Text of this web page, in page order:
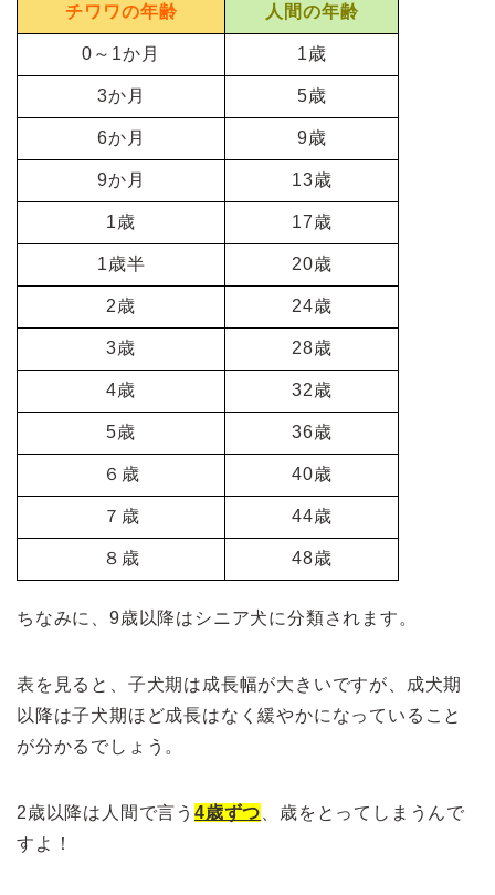
チワワの年齢 人間の年齢
0～1か月 1歳
3か月 5歳
6か月 9歳
9か月 13歳
1歳 17歳
1歳半 20歳
2歳 24歳
3歳 28歳
4歳 32歳
5歳 36歳
６歳 40歳
７歳 44歳
８歳 48歳
ちなみに、9歳以降はシニア犬に分類されます。
表を見ると、子犬期は成長幅が大きいですが、成犬期
以降は子犬期ほど成長はなく緩やかになっていること
が分かるでしょう。
2歳以降は人間で言う 4歳ずつ 、歳をとってしまうんで
すよ！